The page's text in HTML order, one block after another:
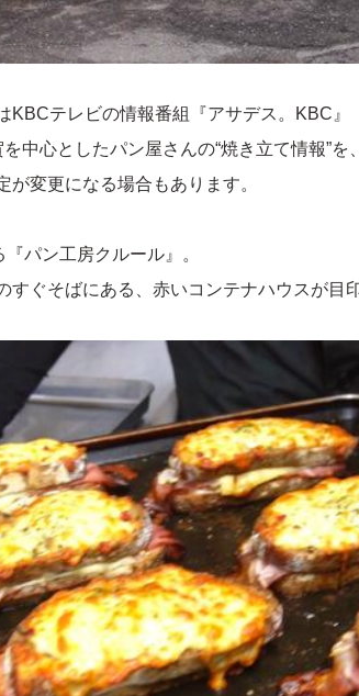
KBCテレビの情報番組『アサデス。KBC』
中心としたパン屋さんの“焼き立て情報”を
変更になる場合もあります。
パン工房クルール』。
ぐそばにある、赤いコンテナハウスが目印